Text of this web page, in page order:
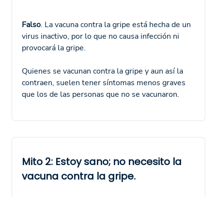
Falso. La vacuna contra la gripe está hecha de un
virus inactivo, por lo que no causa infección ni
provocará la gripe.
Quienes se vacunan contra la gripe y aun así la
contraen, suelen tener síntomas menos graves
que los de las personas que no se vacunaron.
Mito 2: Estoy sano; no necesito la
vacuna contra la gripe.